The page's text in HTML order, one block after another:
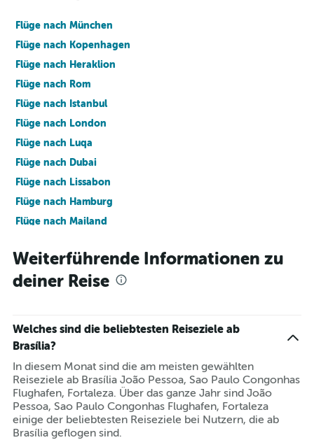
Flüge nach München
Flüge nach Kopenhagen
Flüge nach Heraklion
Flüge nach Rom
Flüge nach Istanbul
Flüge nach London
Flüge nach Luqa
Flüge nach Dubai
Flüge nach Lissabon
Flüge nach Hamburg
Flüge nach Mailand
Flüge nach Paris
Flüge nach New York
Weiterführende Informationen zu
deiner Reise
Welches sind die beliebtesten Reiseziele ab
Brasília?
In diesem Monat sind die am meisten gewählten
Reiseziele ab Brasília João Pessoa, Sao Paulo Congonhas
Flughafen, Fortaleza. Über das ganze Jahr sind João
Pessoa, Sao Paulo Congonhas Flughafen, Fortaleza
einige der beliebtesten Reiseziele bei Nutzern, die ab
Brasília geflogen sind.